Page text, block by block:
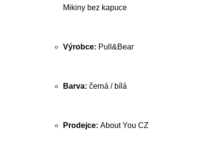
Mikiny bez kapuce
Výrobce: Pull&Bear
Barva: černá / bílá
Prodejce: About You CZ